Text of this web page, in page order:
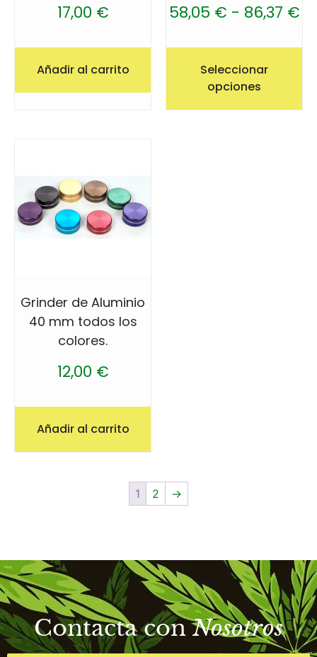
17,00 €
Añadir al carrito
58,05 € - 86,37 €
Seleccionar
opciones
Grinder de Aluminio
40 mm todos los
colores.
12,00 €
Añadir al carrito
1 2 →
Contacta conNosotros